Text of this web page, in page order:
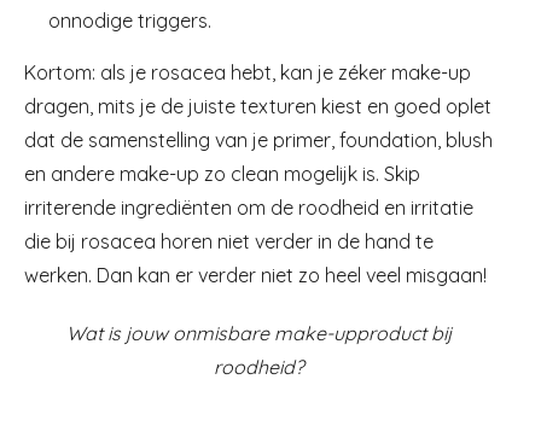
onnodige triggers.
Kortom: als je rosacea hebt, kan je zéker make-up
dragen, mits je de juiste texturen kiest en goed oplet
dat de samenstelling van je primer, foundation, blush
en andere make-up zo clean mogelijk is. Skip
irriterende ingrediënten om de roodheid en irritatie
die bij rosacea horen niet verder in de hand te
werken. Dan kan er verder niet zo heel veel misgaan!
Wat is jouw onmisbare make-upproduct bij
roodheid?